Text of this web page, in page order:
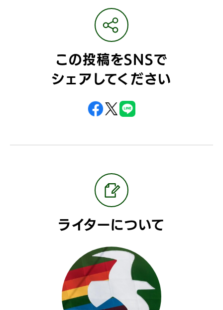
この投稿をSNSで
シェアしてください
ライターについて